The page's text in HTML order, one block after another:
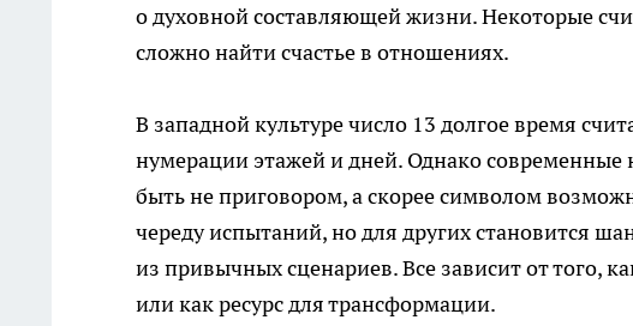
о духовной составляющей жизни. Некоторые
сложно найти счастье в отношениях.
В западной культуре число 13 долгое время
нумерации этажей и дней. Однако
быть не приговором, а скорее символом
череду испытаний, но для других становится
из привычных сценариев. Все зависит от того,
или как ресурс для трансформации.